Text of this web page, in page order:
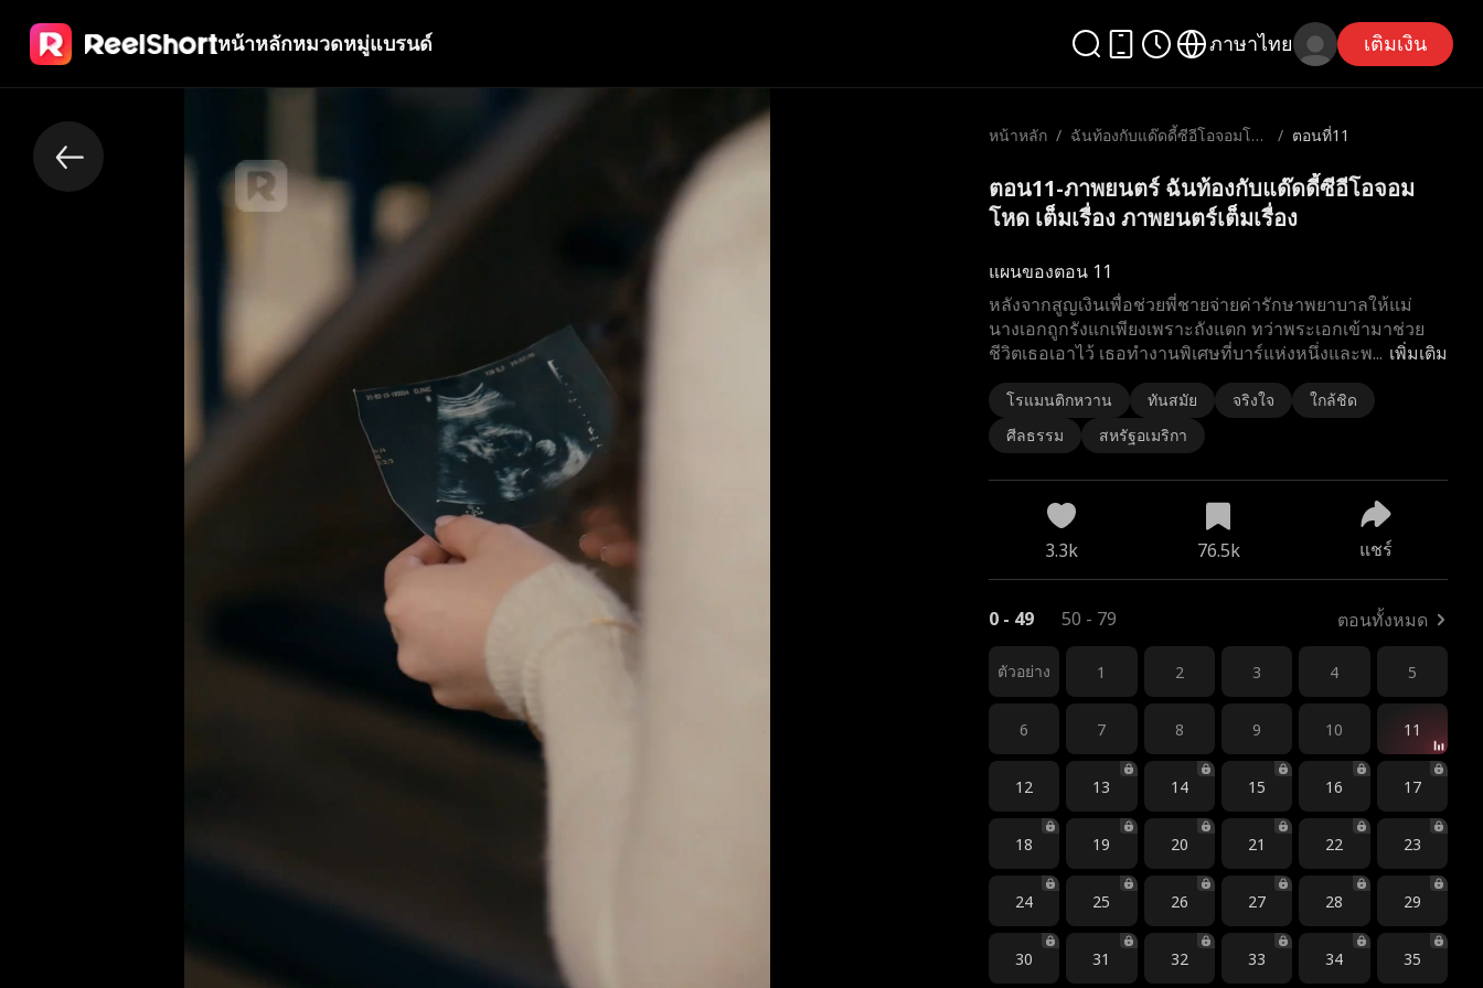
หน้าหลักหมวดหมู่แบรนด์ ภาษาไทย เติมเงิน
หน้าหลัก / ฉันท้องกับแด๊ดดี้ซีอีโอจอมโห
/ ตอนที่11
ตอน11-ภาพยนตร์ ฉันท้องกับแด๊ดดี้ซีอีโอจอม
โหด เต็มเรื่อง ภาพยนตร์เต็มเรื่อง
แผนของตอน 11
เพิ่มเติม
หลังจากสูญเงินเพื่อช่วยพี่ชายจ่ายค่ารักษาพยาบาลให้แม่
นางเอกถูกรังแกเพียงเพราะถังแตก ทว่าพระเอกเข้ามาช่วย
ชีวิตเธอเอาไว้ เธอทำงานพิเศษที่บาร์แห่งหนึ่งและพ...
โรแมนติกหวาน ทันสมัย จริงใจ
ใกล้ชิด
ศีลธรรม
สหรัฐอเมริกา
3.3k 76.5k แชร์
0 - 49 50 - 79 ตอนทั้งหมด
ตัวอย่าง 1 2 3 4 5
6 7 8 9 10 11
12 13 14 15 16 17
18 19 20 21 22 23
24 25 26 27 28 29
30 31 32 33 34 35